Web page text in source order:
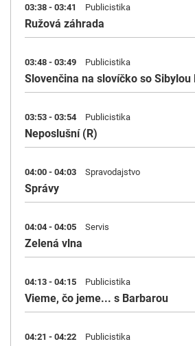
03:38 - 03:41 Publicistika
Ružová záhrada
03:48 - 03:49 Publicistika
Slovenčina na slovíčko so
03:53 - 03:54 Publicistika
Neposlušní (R)
04:00 - 04:03 Spravodajstvo
Správy
04:04 - 04:05 Servis
Zelená vlna
04:13 - 04:15 Publicistika
Vieme, čo jeme... s Barbarou
04:21 - 04:22 Publicistika